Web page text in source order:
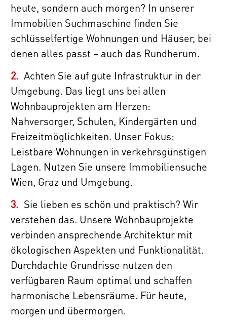
heute, sondern auch morgen? In unserer
Immobilien Suchmaschine finden Sie
schlüsselfertige Wohnungen und Häuser, bei
denen alles passt – auch das Rundherum.
Achten Sie auf gute Infrastruktur in der
Umgebung. Das liegt uns bei allen
Wohnbauprojekten am Herzen:
Nahversorger, Schulen, Kindergärten und
Freizeitmöglichkeiten. Unser Fokus:
Leistbare Wohnungen in verkehrsgünstigen
Lagen. Nutzen Sie unsere Immobiliensuche
Wien, Graz und Umgebung.
Sie lieben es schön und praktisch? Wir
verstehen das. Unsere Wohnbauprojekte
verbinden ansprechende Architektur mit
ökologischen Aspekten und Funktionalität.
Durchdachte Grundrisse nutzen den
verfügbaren Raum optimal und schaffen
harmonische Lebensräume. Für heute,
morgen und übermorgen.